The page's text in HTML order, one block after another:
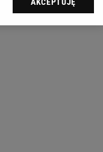
sp. z o.o., jej
swoje preferencje
celów identyfikacji.
reklam i treści,